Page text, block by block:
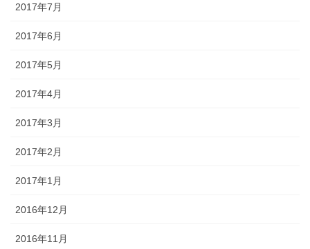
2017年7月
2017年6月
2017年5月
2017年4月
2017年3月
2017年2月
2017年1月
2016年12月
2016年11月